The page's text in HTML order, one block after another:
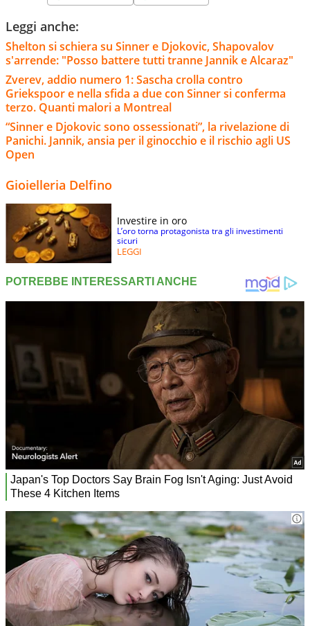
Leggi anche:
Shelton si schiera su Sinner e Djokovic, Shapovalov
s'arrende: "Posso battere tutti tranne Jannik e Alcaraz"
Zverev, addio numero 1: Sascha crolla contro
Griekspoor e nella sfida a due con Sinner si conferma
terzo. Quanti malori a Montreal
“Sinner e Djokovic sono ossessionati”, la rivelazione di
Panichi. Jannik, ansia per il ginocchio e il rischio agli US
Open
Gioielleria Delfino
Investire in oro
L’oro torna protagonista tra gli investimenti
sicuri
LEGGI